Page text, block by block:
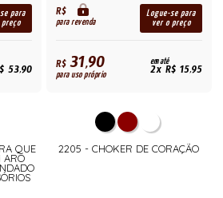
para
preço
53,90
QUE
ARO
R$
para revenda
Logue-se para
ver o preço
R$31,90
para uso próprio
em até
2x R$ 15,95
2205 - CHOKER DE CORAÇÃO